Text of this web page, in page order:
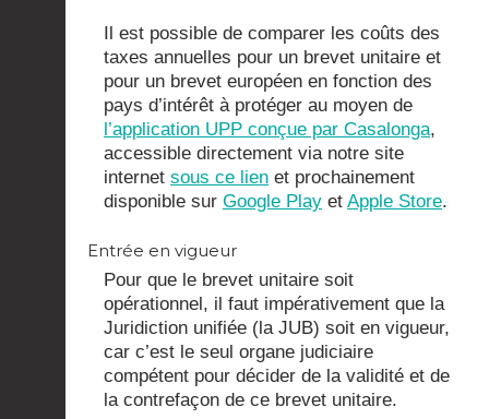
Il est possible de comparer les coûts des
taxes annuelles pour un brevet unitaire et
pour un brevet européen en fonction des
pays d’intérêt à protéger au moyen de
l’application UPP conçue par Casalonga,
accessible directement via notre site
internet sous ce lien et prochainement
disponible sur Google Play et Apple Store.
Entrée en vigueur
Pour que le brevet unitaire soit
opérationnel, il faut impérativement que la
Juridiction unifiée (la JUB) soit en vigueur,
car c’est le seul organe judiciaire
compétent pour décider de la validité et de
la contrefaçon de ce brevet unitaire.